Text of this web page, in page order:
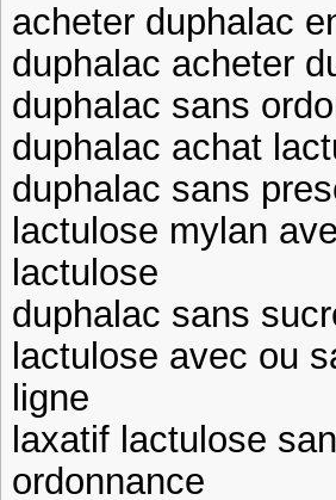
acheter duphalac
duphalac acheter
duphalac sans
duphalac achat
duphalac sans
lactulose mylan
lactulose
duphalac sans
lactulose avec ou
ligne
laxatif lactulose
ordonnance